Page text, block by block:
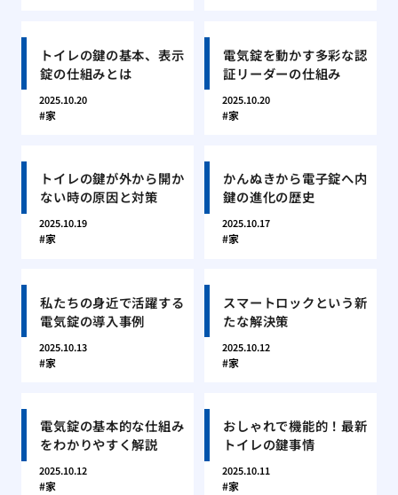
トイレの鍵の基本、表示
錠の仕組みとは
2025.10.20
家
電気錠を動かす多彩な認
証リーダーの仕組み
2025.10.20
家
トイレの鍵が外から開か
ない時の原因と対策
2025.10.19
家
かんぬきから電子錠へ内
鍵の進化の歴史
2025.10.17
家
私たちの身近で活躍する
電気錠の導入事例
2025.10.13
家
スマートロックという新
たな解決策
2025.10.12
家
電気錠の基本的な仕組み
をわかりやすく解説
2025.10.12
家
おしゃれで機能的！最新
トイレの鍵事情
2025.10.11
家